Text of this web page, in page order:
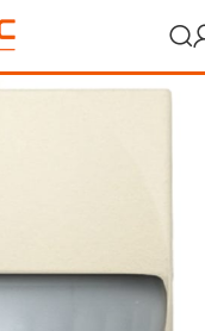
encastrés